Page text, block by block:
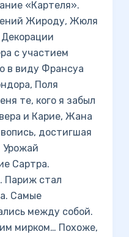
«Картеля».
Жироду, Жюля
с участием
в виду Франсуа
Поля
те, кого я забыл
и Карие, Жана
достигшая
Урожай
Сартра.
Париж стал
Самые
между собой.
мирком… Похоже,